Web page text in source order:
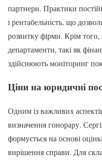
партнери. Практики
і рентабельність, що
розвитку фірми. Крім того,
департаменти, такі як
здійснюють моніторинг
Ціни на юридичні
Одним із важливих
визначення гонорару.
формується на основі
вирішення справи. Для